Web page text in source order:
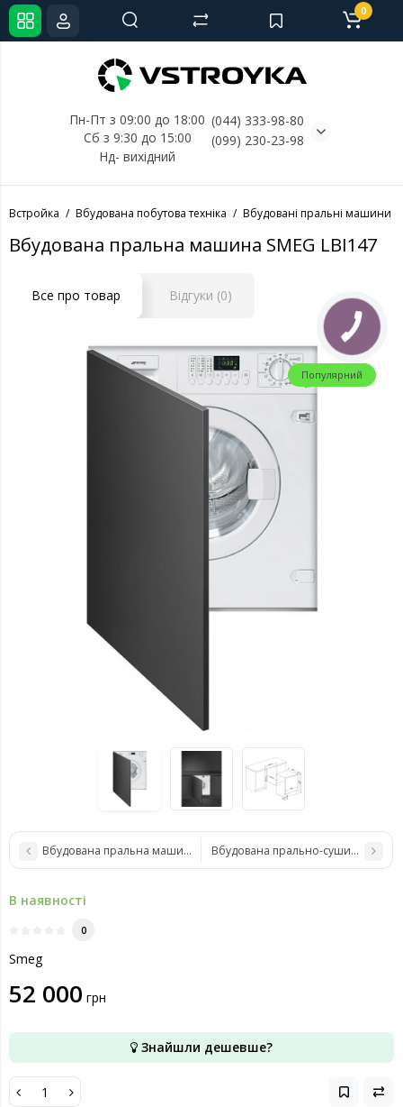
Пн-Пт з 09:00 до 18:00
Сб з 9:30 до 15:00
Нд- вихідний
(044) 333-98-80
(099) 230-23-98
0
Встройка Вбудована побутова техніка Вбудовані пральні машини
Вбудована пральна машина SMEG LBI147
Все про товар Відгуки (0)
Популярний
Вбудована пральна машина SMEG LSIA147SВбудована пральнo-сушильна
В наявності
0
Smeg
52 000 грн
Знайшли дешевше?